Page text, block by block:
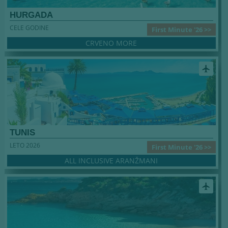
HURGADA
First Minute '26 >>
CELE GODINE
CRVENO MORE
airplanemode_active
TUNIS
First Minute '26 >>
LETO 2026
ALL INCLUSIVE ARANŽMANI
airplanemode_active